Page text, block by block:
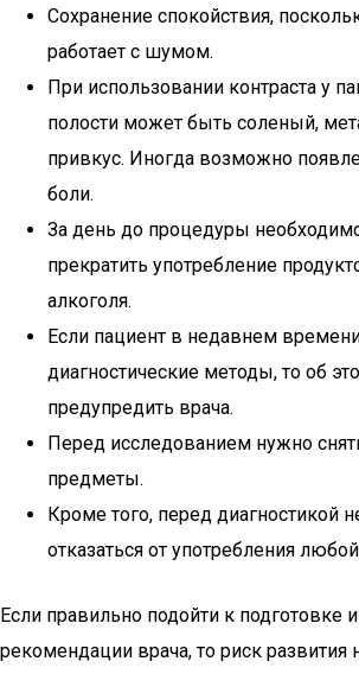
Сохранение спокойствия,
работает с шумом.
При использовании контраста у
полости может быть соленый,
привкус. Иногда возможно
боли.
За день до процедуры
прекратить употребление
алкоголя.
Если пациент в недавнем
диагностические методы, то об
предупредить врача.
Перед исследованием нужно
предметы.
Кроме того, перед диагностикой
отказаться от употребления
Если правильно подойти к подготовке
рекомендации врача, то риск развития